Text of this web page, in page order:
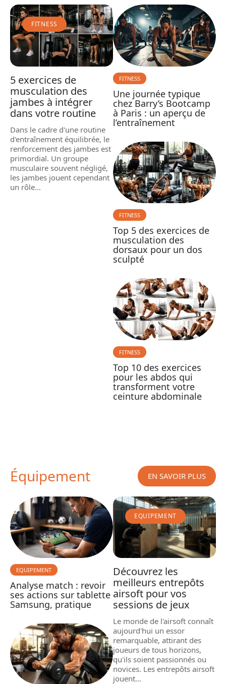
FITNESS
5 exercices de
musculation des
jambes à intégrer
dans votre routine
Dans le cadre d'une routine
d'entraînement équilibrée, le
renforcement des jambes est
primordial. Un groupe
musculaire souvent négligé,
les jambes jouent cependant
un rôle…
FITNESS
Une journée typique
chez Barry’s Bootcamp
à Paris : un aperçu de
l’entraînement
FITNESS
Top 5 des exercices de
musculation des
dorsaux pour un dos
sculpté
FITNESS
Top 10 des exercices
pour les abdos qui
transforment votre
ceinture abdominale
Équipement EN SAVOIR PLUS
EQUIPEMENT
Analyse match : revoir
ses actions sur tablette
Samsung, pratique
EQUIPEMENT
Découvrez les
meilleurs entrepôts
airsoft pour vos
sessions de jeux
Le monde de l'airsoft connaît
aujourd'hui un essor
remarquable, attirant des
joueurs de tous horizons,
qu'ils soient passionnés ou
novices. Les entrepôts airsoft
jouent…